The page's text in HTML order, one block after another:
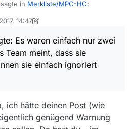
sagte in Merkliste/MPC-HC:
sagte: ich finde
recht lästig, dass beim
der Liste die Eingaben
beiden Suchfeldern immer
würden deine
um eine Dropdownliste handeln.
ein Abo für eine Sendung, die ich
mal runterladen will, die aber halt
14:47
styroll5. März 2017, 17:17
Es waren einfach nur zwei
Team meint, dass sie
sie einfach ignoriert
ich hätte deinen Post (wie
genügend Warnung